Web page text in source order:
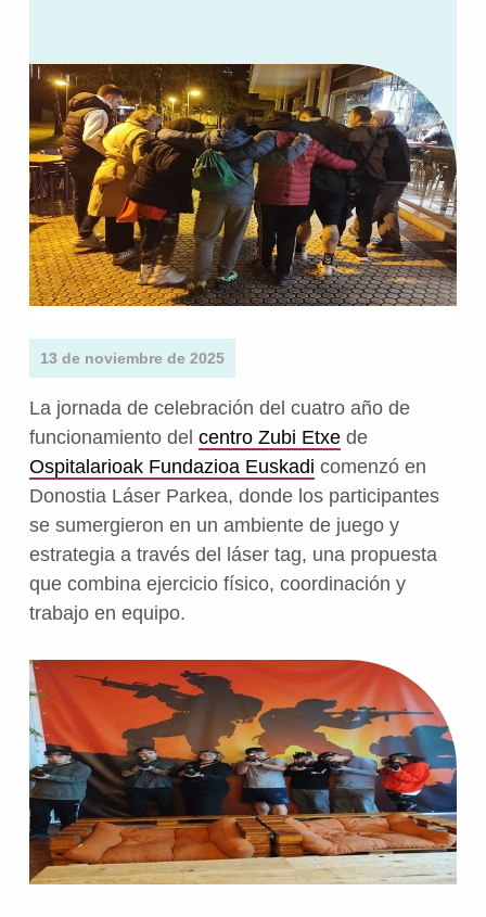
13 de noviembre de 2025
La jornada de celebración del cuatro año de
funcionamiento del centro Zubi Etxede
Ospitalarioak Fundazioa Euskadi comenzó en
Donostia Láser Parkea, donde los participantes
se sumergieron en un ambiente de juego y
estrategia a través del láser tag, una propuesta
que combina ejercicio físico, coordinación y
trabajo en equipo.